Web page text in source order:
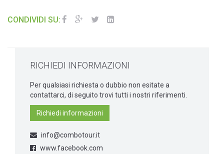
CONDIVIDI SU:
RICHIEDI INFORMAZIONI
Per qualsiasi richiesta o dubbio non esitate a
contattarci, di seguito trovi tutti i nostri riferimenti.
Richiedi informazioni
info@combotour.it
www.facebook.com